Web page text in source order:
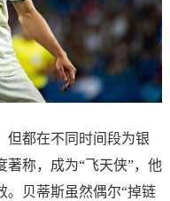
但都在不同时间段为银
称，成为“飞天侠”，他
。贝蒂斯虽然偶尔“掉链